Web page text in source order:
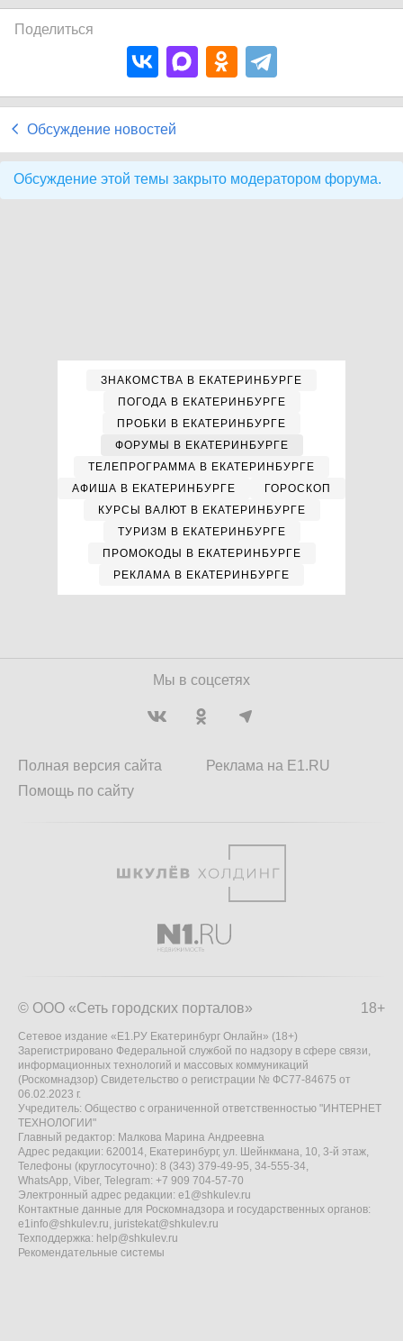
Поделиться
Обсуждение новостей
Обсуждение этой темы закрыто модератором форума.
ЗНАКОМСТВА В ЕКАТЕРИНБУРГЕ
ПОГОДА В ЕКАТЕРИНБУРГЕ
ПРОБКИ В ЕКАТЕРИНБУРГЕ
ФОРУМЫ В ЕКАТЕРИНБУРГЕ
ТЕЛЕПРОГРАММА В ЕКАТЕРИНБУРГЕ
АФИША В ЕКАТЕРИНБУРГЕ
ГОРОСКОП
КУРСЫ ВАЛЮТ В ЕКАТЕРИНБУРГЕ
ТУРИЗМ В ЕКАТЕРИНБУРГЕ
ПРОМОКОДЫ В ЕКАТЕРИНБУРГЕ
РЕКЛАМА В ЕКАТЕРИНБУРГЕ
Мы в соцсетях
Полная версия сайта
Помощь по сайту
Реклама на E1.RU
18+
© ООО «Сеть городских порталов»
Сетевое издание «Е1.РУ Екатеринбург Онлайн» (18+)
Зарегистрировано Федеральной службой по надзору в сфере связи,
информационных технологий и массовых коммуникаций
(Роскомнадзор) Свидетельство о регистрации № ФС77-84675 от
06.02.2023 г.
Учредитель: Общество с ограниченной ответственностью "ИНТЕРНЕТ
ТЕХНОЛОГИИ"
Главный редактор: Малкова Марина Андреевна
Адрес редакции: 620014, Екатеринбург, ул. Шейнкмана, 10, 3-й этаж,
Телефоны (круглосуточно): 8 (343) 379-49-95, 34-555-34,
WhatsApp, Viber, Telegram: +7 909 704-57-70
Электронный адрес редакции: e1@shkulev.ru
Контактные данные для Роскомнадзора и государственных органов:
e1info@shkulev.ru, juristekat@shkulev.ru
Техподдержка: help@shkulev.ru
Рекомендательные системы